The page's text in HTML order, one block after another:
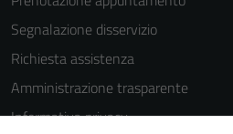
Segnalazione disservizio
Richiesta assistenza
Amministrazione trasparente
Informativa privacy